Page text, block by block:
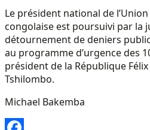
Le président national de
congolaise est poursuivi par la
détournement de deniers
au programme d’urgence des
président de la République
Tshilombo.
Michael Bakemba